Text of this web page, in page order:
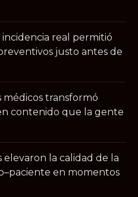
real permitió
justo antes de
médicos transformó
contenido que la gente
elevaron la calidad de la
en momentos